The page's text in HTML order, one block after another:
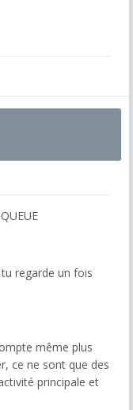
regarde un fois
même plus
ce ne sont que des
principale et